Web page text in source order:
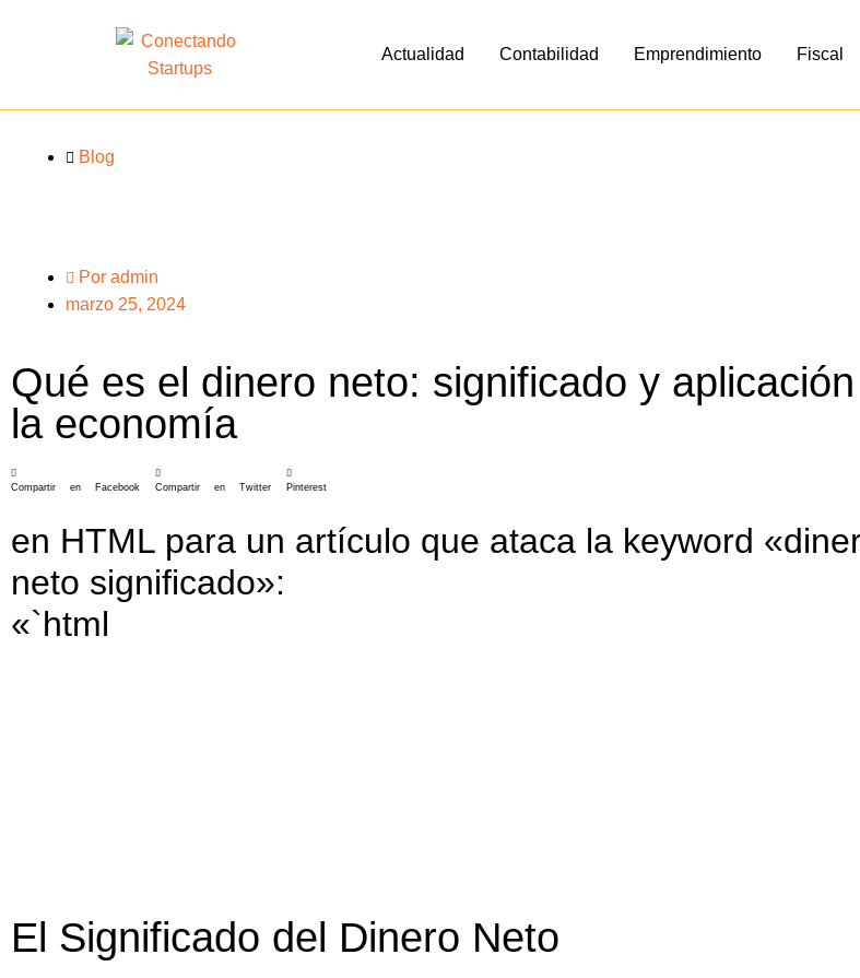
Actualidad Contabilidad Emprendimiento Fiscal
Blog
Por admin
marzo 25, 2024
Qué es el dinero neto: significado y
la economía
Compartir en Facebook Compartir en Twitter Pinterest
en HTML para un artículo que ataca la keyword
neto significado»:
«`html
El Significado del Dinero Neto